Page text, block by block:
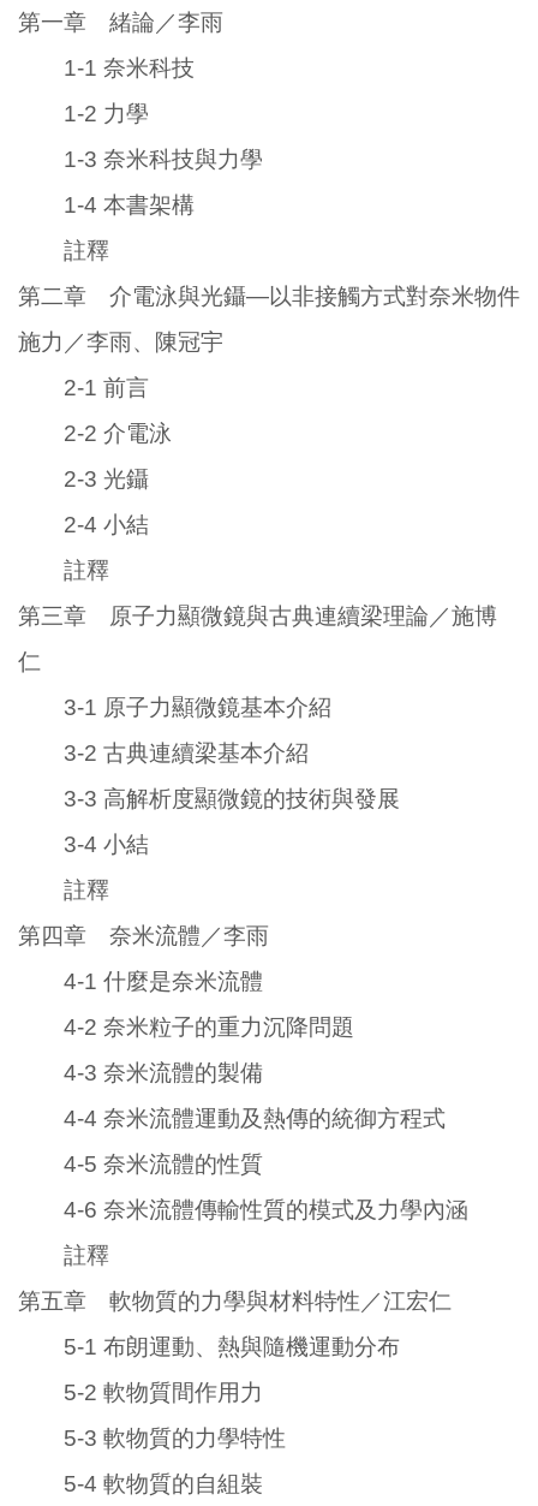
第一章 緒論／李雨
1-1 奈米科技
1-2 力學
1-3 奈米科技與力學
1-4 本書架構
註釋
第二章 介電泳與光鑷—以非接觸方式對奈米物件
施力／李雨、陳冠宇
2-1 前言
2-2 介電泳
2-3 光鑷
2-4 小結
註釋
第三章 原子力顯微鏡與古典連續梁理論／施博
仁
3-1 原子力顯微鏡基本介紹
3-2 古典連續梁基本介紹
3-3 高解析度顯微鏡的技術與發展
3-4 小結
註釋
第四章 奈米流體／李雨
4-1 什麼是奈米流體
4-2 奈米粒子的重力沉降問題
4-3 奈米流體的製備
4-4 奈米流體運動及熱傳的統御方程式
4-5 奈米流體的性質
4-6 奈米流體傳輸性質的模式及力學內涵
註釋
第五章 軟物質的力學與材料特性／江宏仁
5-1 布朗運動、熱與隨機運動分布
5-2 軟物質間作用力
5-3 軟物質的力學特性
5-4 軟物質的自組裝